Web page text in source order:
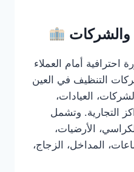
أمام العملاء
التنظيف في العين
العيادات،
التجارية. وتشمل
الأرضيات،
المداخل، الزجاج،